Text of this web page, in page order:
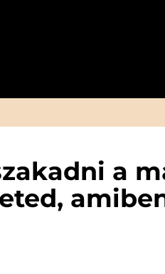
a